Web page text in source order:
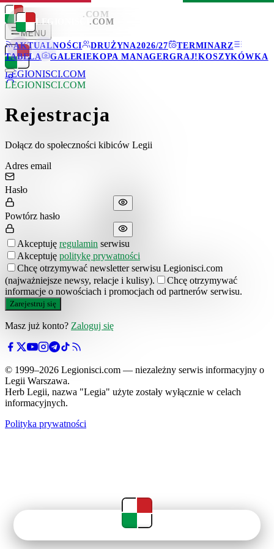
LEGIONISCI .COM
MENU
AKTUALNOŚCI
DRUŻYNA2026/27
TERMINARZ
TABELA
GALERIEKOPA MANAGERGRAJ!KOSZYKÓWKA
LEGIONISCI .COM
LEGIONISCI.COM
LEGIONISCI.COM
Rejestracja
Dołącz do społeczności kibiców Legii
Adres email
Hasło
Powtórz hasło
Akceptuję regulamin serwisu
Akceptuję politykę prywatności
Chcę otrzymywać newsletter serwisu Legionisci.com
(najważniejsze newsy, relacje i kulisy).
Chcę otrzymywać
informacje o nowościach i promocjach od partnerów serwisu.
Zarejestruj się
Masz już konto? Zaloguj się
© 1999–2026 Legionisci.com — niezależny serwis informacyjny o
Legii Warszawa.
Herb Legii, nazwa "Legia" użyte zostały wyłącznie w celach
informacyjnych.
Polityka prywatności